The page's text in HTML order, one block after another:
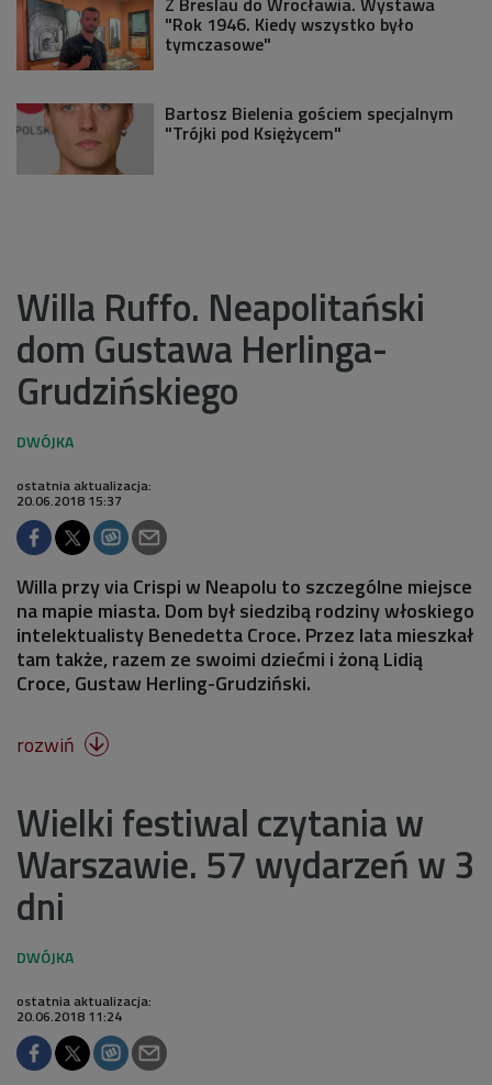
"Rok 1946. Kiedy wszystko było
tymczasowe"
Bartosz Bielenia gościem specjalnym
"Trójki pod Księżycem"
Willa Ruffo. Neapolitański
dom Gustawa Herlinga-
Grudzińskiego
ostatnia aktualizacja:
20.06.2018 15:37
Willa przy via Crispi w Neapolu to szczególne miejsce
na mapie miasta. Dom był siedzibą rodziny włoskiego
intelektualisty Benedetta Croce. Przez lata mieszkał
tam także, razem ze swoimi dziećmi i żoną Lidią
Croce, Gustaw Herling-Grudziński.
rozwiń 
Wielki festiwal czytania w
Warszawie. 57 wydarzeń w 3
dni
ostatnia aktualizacja:
20.06.2018 11:24